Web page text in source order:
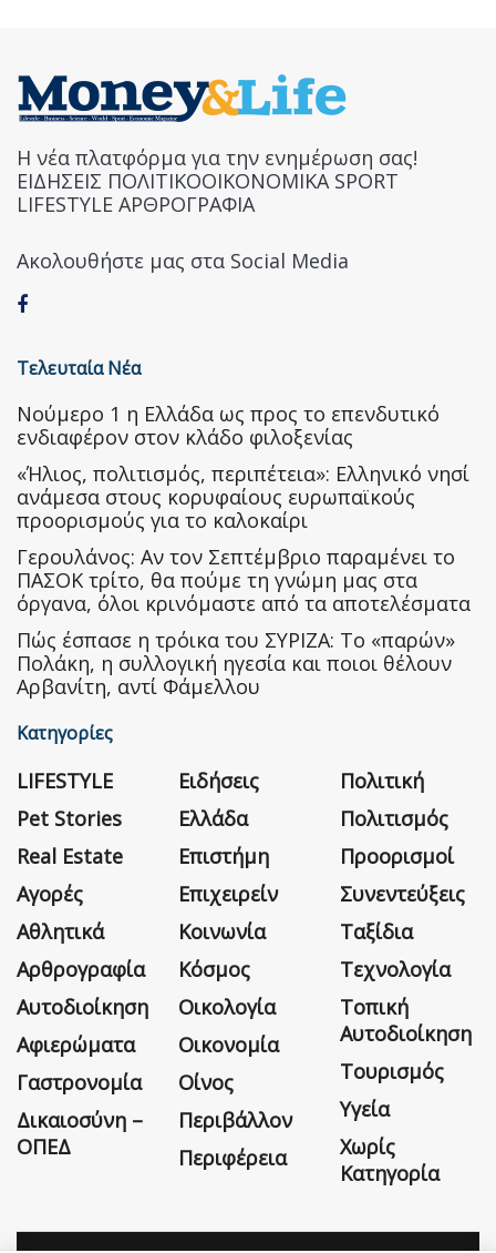
Η νέα πλατφόρμα για την ενημέρωση σας!
ΕΙΔΗΣΕΙΣ ΠΟΛΙΤΙΚΟΟΙΚΟΝΟΜΙΚΑ SPORT
LIFESTYLE ΑΡΘΡΟΓΡΑΦΙΑ
Ακολουθήστε μας στα Social Media
Τελευταία Νέα
Nούμερο 1 η Ελλάδα ως προς το επενδυτικό
ενδιαφέρον στον κλάδο φιλοξενίας
«Ήλιος, πολιτισμός, περιπέτεια»: Ελληνικό νησί
ανάμεσα στους κορυφαίους ευρωπαϊκούς
προορισμούς για το καλοκαίρι
Γερουλάνος: Αν τον Σεπτέμβριο παραμένει το
ΠΑΣΟΚ τρίτο, θα πούμε τη γνώμη μας στα
όργανα, όλοι κρινόμαστε από τα αποτελέσματα
Πώς έσπασε η τρόικα του ΣΥΡΙΖΑ: Το «παρών»
Πολάκη, η συλλογική ηγεσία και ποιοι θέλουν
Αρβανίτη, αντί Φάμελλου
Κατηγορίες
LIFESTYLE
Pet Stories
Real Estate
Αγορές
Αθλητικά
Αρθρογραφία
Αυτοδιοίκηση
Αφιερώματα
Γαστρονομία
Δικαιοσύνη –
ΟΠΕΔ
Ειδήσεις
Ελλάδα
Επιστήμη
Επιχειρείν
Κοινωνία
Κόσμος
Οικολογία
Οικονομία
Οίνος
Περιβάλλον
Περιφέρεια
Πολιτική
Πολιτισμός
Προορισμοί
Συνεντεύξεις
Ταξίδια
Τεχνολογία
Τοπική
Αυτοδιοίκηση
Τουρισμός
Υγεία
Χωρίς
Κατηγορία